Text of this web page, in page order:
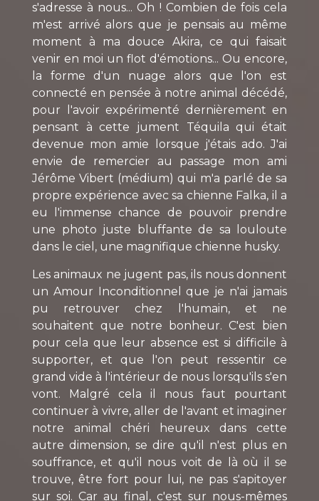
s'adresse à nous... Oh ! Combien de fois cela
m'est arrivé alors que je pensais au même
moment à ma douce Akira, ce qui faisait
venir en moi un flot d'émotions... Ou encore,
la forme d'un nuage alors que l'on est
connecté en pensée à notre animal décédé,
pour l'avoir expérimenté dernièrement en
pensant à cette jument Téquila qui était
devenue mon amie lorsque j'étais ado. J'ai
envie de remercier au passage mon ami
Jérôme Vibert (médium) qui m'a parlé de sa
propre expérience avec sa chienne Falka, il a
eu l'immense chance de pouvoir prendre
une photo juste bluffante de sa louloute
dans le ciel, une magnifique chienne husky.
Les animaux ne jugent pas, ils nous donnent
un Amour Inconditionnel que je n'ai jamais
pu retrouver chez l'humain, et ne
souhaitent que notre bonheur. C'est bien
pour cela que leur absence est si difficile à
supporter, et que l'on peut ressentir ce
grand vide à l'intérieur de nous lorsqu'ils s'en
vont. Malgré cela il nous faut pourtant
continuer à vivre, aller de l'avant et imaginer
notre animal chéri heureux dans cette
autre dimension, se dire qu'il n'est plus en
souffrance, et qu'il nous voit de là où il se
trouve, être fort pour lui, ne pas s'apitoyer
sur soi. Car au final, c'est sur nous-mêmes